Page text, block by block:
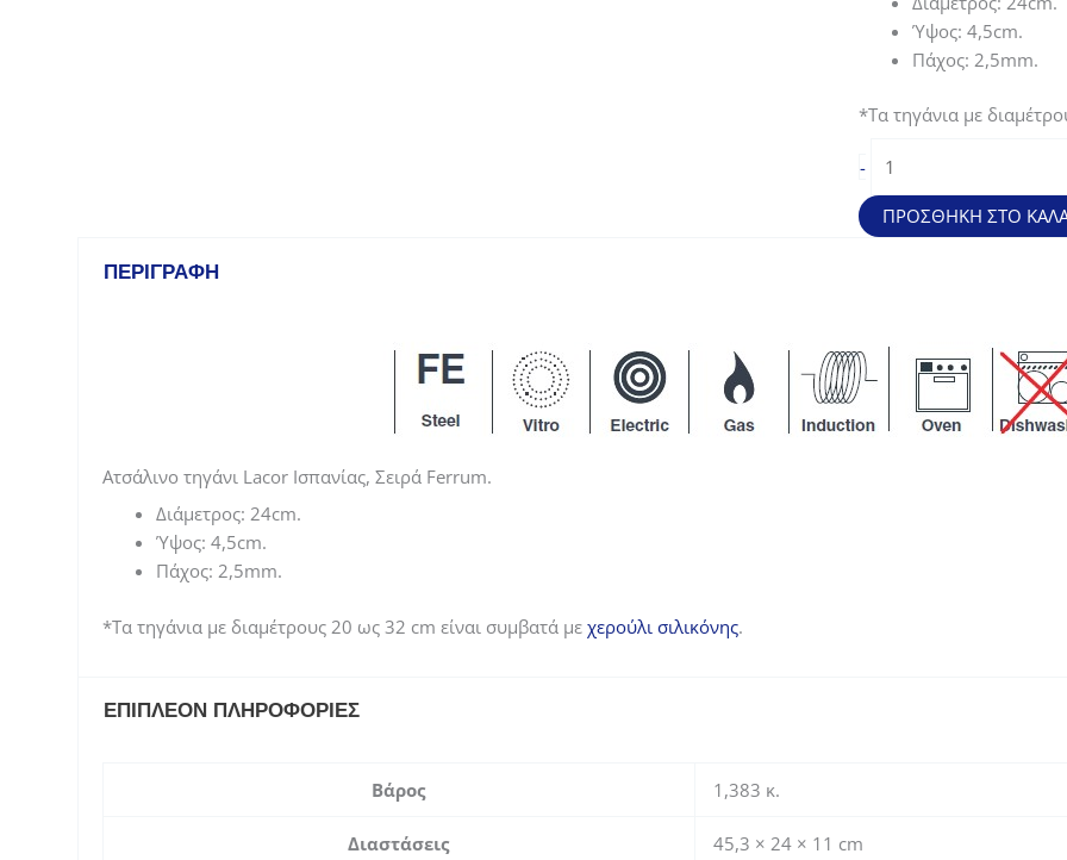
35,50€.είναι:
26,63€.
Ύψος: 4,5cm.
Πάχος: 2,5mm.
*Τα τηγάνια με
-
τηγάνι
Ferrum
(24cm)
ΠΡΟΣΘΉΚΗ ΣΤΟ
ΠΕΡΙΓΡΑΦΉ
Ατσάλινο τηγάνι Lacor Ισπανίας, Σειρά Ferrum.
Διάμετρος: 24cm.
Ύψος: 4,5cm.
Πάχος: 2,5mm.
*Τα τηγάνια με διαμέτρους 20 ως 32 cm είναι συμβατά με χερούλι σιλικόνης.
ΕΠΙΠΛΈΟΝ ΠΛΗΡΟΦΟΡΊΕΣ
Βάρος 1,383 κ.
Διαστάσεις 45,3 × 24 × 11 cm